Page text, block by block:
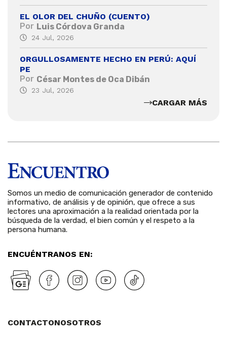
EL OLOR DEL CHUÑO (CUENTO)
Por Luis Córdova Granda
24 Jul, 2026
ORGULLOSAMENTE HECHO EN PERÚ: AQUÍ
PE
Por César Montes de Oca Dibán
23 Jul, 2026
CARGAR MÁS
Somos un medio de comunicación generador de contenido
informativo, de análisis y de opinión, que ofrece a sus
lectores una aproximación a la realidad orientada por la
búsqueda de la verdad, el bien común y el respeto a la
persona humana.
ENCUÉNTRANOS EN:
CONTACTONOSOTROS